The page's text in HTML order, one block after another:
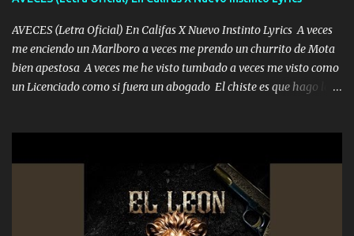
AVECES (Letra Oficial) En Califas X Nuevo Instinto Lyrics A veces
me enciendo un Marlboro a veces me prendo un churrito de Mota
bien apestosa A veces me he visto tumbado a veces me visto como
un Licenciado como si fuera un abogado El chiste es que hago lo
corriente no quieren verte subir de level trucha mis plebes Música
A veces me pongo un sombrero a veces me ven la cachucha de lado
con la mirada siempre en alto A veces me fajó una super o a veces
me fajó una Glock siempre armado todas las generaciones yo